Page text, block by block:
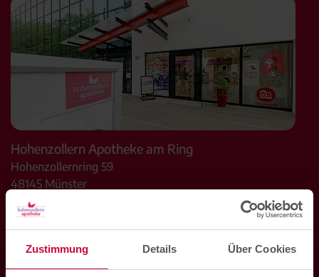
Zustimmung Details Über Cookies
Hohenzollern Apotheke am Ring
Hohenzollernring 59
48145 Münster
Mo. bis Fr. 08:00 Uhr bis 19:00 Uhr
Sa. 09:00 Uhr bis 14:00 Uhr
Telefon:0251 2007800